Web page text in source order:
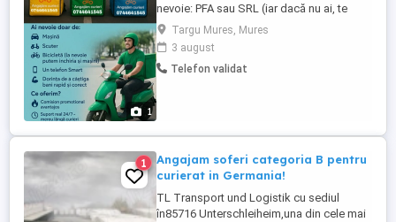
1
nevoie: PFA sau SRL (iar dacă nu ai, te
ajutăm noi să îl faci simplu și rapid!)
Mașină, Scuter sau Bicicletă (avem și
mașini de închiriat) Telefon Smart Dorința
de a câștiga bani corect și pe cont propriu
Targu Mures, Mures
3 august
Telefon validat
1
Angajam soferi categoria B pentru
curierat in Germania!
TL Transport und Logistik cu sediul
în85716 Unterschleiheim,una din cele mai